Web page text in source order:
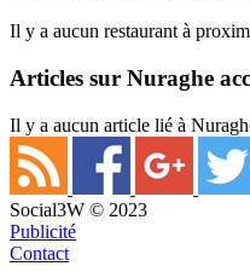
Il y a aucun restaurant à
Articles sur Nuraghe
Il y a aucun article lié à
Social3W © 2023
Publicité
Contact